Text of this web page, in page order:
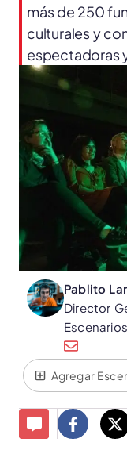
más de 250
culturales y
espectadoras
Pablito
Director
Agregar